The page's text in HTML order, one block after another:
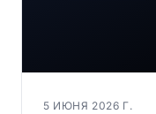
5 ИЮНЯ 2026 Г.